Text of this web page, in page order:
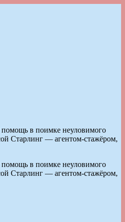
в поимке неуловимого
Старлинг — агентом-стажёром,
в поимке неуловимого
Старлинг — агентом-стажёром,